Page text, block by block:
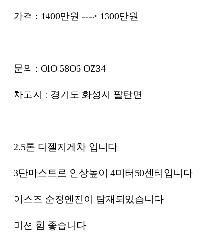
가격 : 1400만원 ---> 1300만원
문의 : OlO 58O6 OZ34
차고지 : 경기도 화성시 팔탄면
2.5톤 디젤지게차 입니다
3단마스트로 인상높이 4미터50센티입니다
이스즈 순정엔진이 탑재되있습니다
미션 힘 좋습니다